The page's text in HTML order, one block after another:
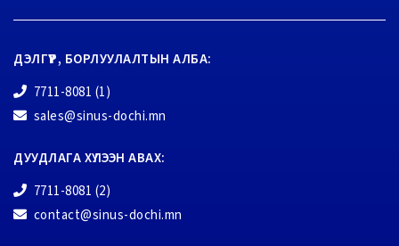
ДЭЛГҮҮР, БОРЛУУЛАЛТЫН АЛБА:
7711-8081 (1)
sales@sinus-dochi.mn
ДУУДЛАГА ХҮЛЭЭН АВАХ:
7711-8081 (2)
contact@sinus-dochi.mn